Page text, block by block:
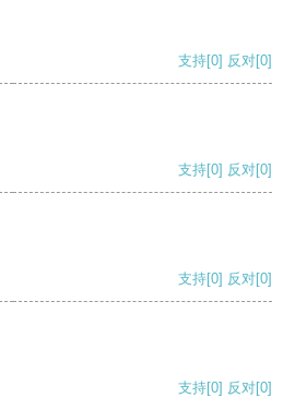
支持[0] 反对[0]
支持[0] 反对[0]
支持[0] 反对[0]
支持[0] 反对[0]